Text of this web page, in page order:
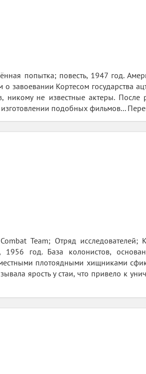
попытка; повесть, 1947 год.
завоевании Кортесом государства
никому не известные актеры.
подобных фильмов...
Team; Отряд
1956 год. База колонистов,
плотоядными хищниками
ярость у стаи, что привело к